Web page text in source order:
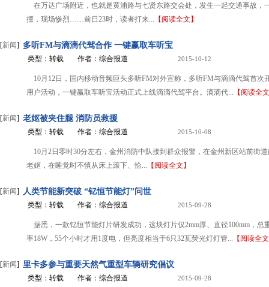
在万达广场附近，也就是黄浦路与七贤东路交会处，发生一起交通事故，
撞，现场惨烈……前日23时，读者打来... 【阅读全文】
[新闻] 多听FM与滴滴代驾合作 一键赢取车听宝
类型：转载 作者：综合报道 2015-10-12
10月12日，国内移动音频巨头多听FM对外宣称，多听FM与滴滴代驾首次
用户活动，一键赢取车听宝活动正式上线滴滴代驾平台。滴滴代... 【阅读全
[新闻] 老妪被夹住腿 消防员救援
类型：转载 作者：综合报道 2015-10-08
10月2日零时30分左右，金州消防中队接到群众报警，在金州新区站前街
老妪，在睡觉时不慎从床上滚下、恰... 【阅读全文】
[新闻] 人类节能新突破 “钇恒节能灯”问世
类型：转载 作者：综合报道 2015-09-28
据悉，一款钇恒节能灯片研发成功，这块灯片仅2mm厚、直径100mm，总
率18W，55个小时才用1度电，但亮度相当于6只32瓦荧光灯灯管... 【阅读全
[新闻] 里卡多参与重要天然气重型车辆研究倡议
类型：转载 作者：综合报道 2015-09-28